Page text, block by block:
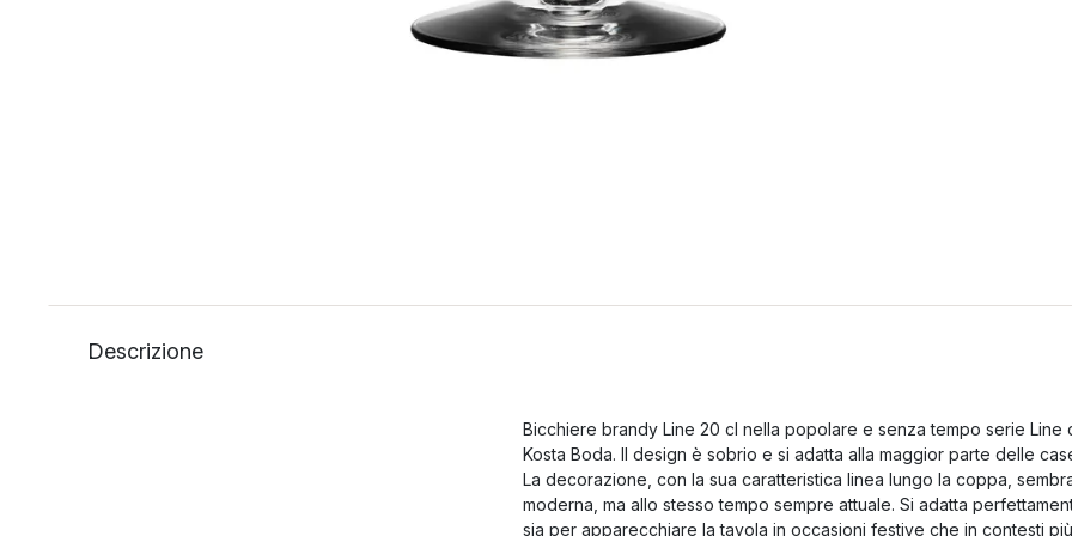
Descrizione
Bicchiere brandy Line 20 cl nella popolare e senza tempo serie Line
Kosta Boda. Il design è sobrio e si adatta alla maggior parte delle
La decorazione, con la sua caratteristica linea lungo la coppa,
moderna, ma allo stesso tempo sempre attuale. Si adatta
sia per apparecchiare la tavola in occasioni festive che in contesti più